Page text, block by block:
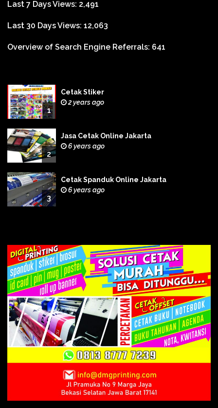
Last 7 Days Views: 2,491
Last 30 Days Views: 12,063
Overview of Search Engine Referrals: 641
1
Cetak Stiker
2 years ago
2
Jasa Cetak Online Jakarta
6 years ago
3
Cetak Spanduk Online Jakarta
6 years ago